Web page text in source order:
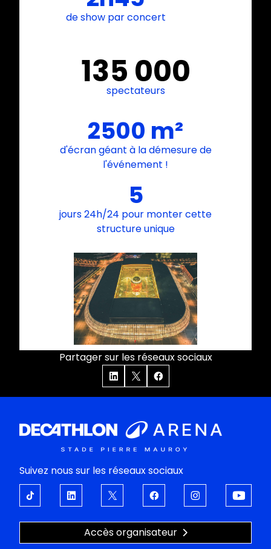
de show par concert
135 000
spectateurs
2500 m²
d'écran géant à la démesure de
l'événement !
5
jours 24h/24 pour monter cette
structure unique
Partager sur les réseaux sociaux
Suivez nous sur les réseaux sociaux
Accès organisateur